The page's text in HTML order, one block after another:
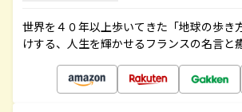
世界を４０年以上歩いてきた「地球の歩き
けする、人生を輝かせるフランスの名言と